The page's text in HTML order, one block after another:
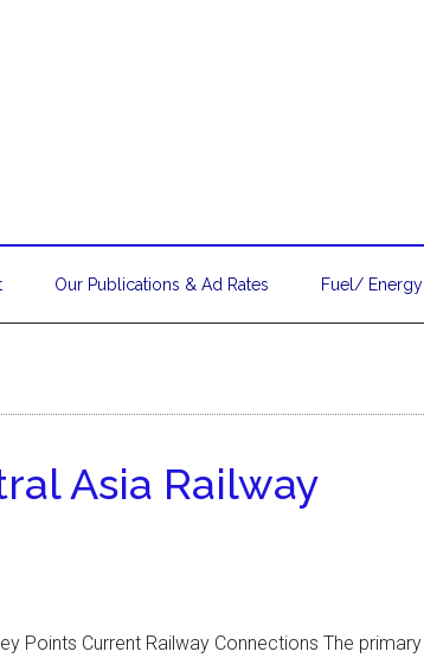
Our Publications & Ad Rates Fuel/ Energy
Asia Railway
Points Current Railway Connections The primary